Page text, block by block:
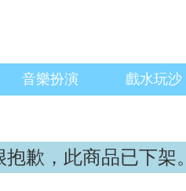
音樂扮演 戲水玩沙
抱歉，此商品已下架。